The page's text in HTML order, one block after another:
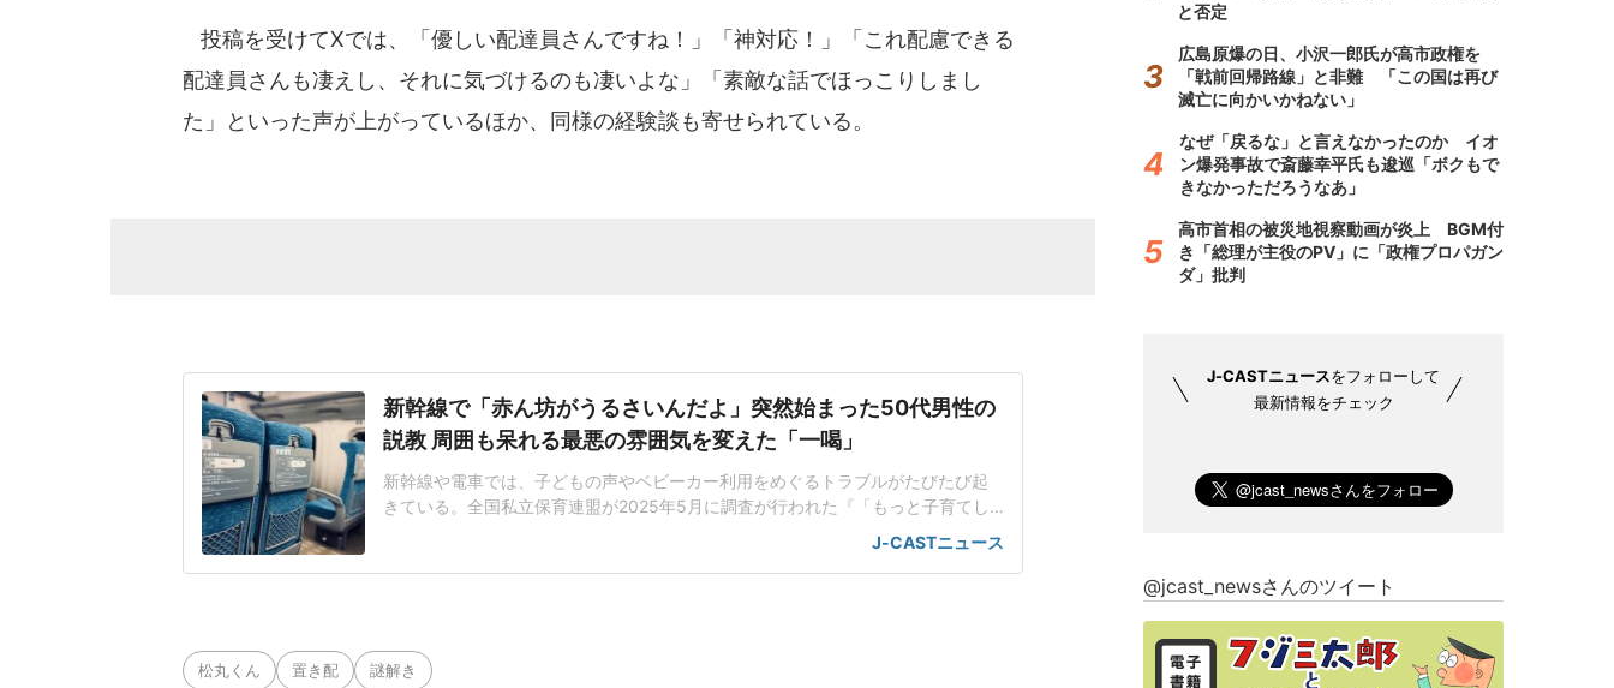
投稿を受けてXでは、「優しい配達員さんですね！」「神対応！」「これ配慮できる
配達員さんも凄えし、それに気づけるのも凄いよな」「素敵な話でほっこりしまし
た」といった声が上がっているほか、同様の経験談も寄せられている。
新幹線で「赤ん坊がうるさいんだよ」突然始まった50代男性の
説教 周囲も呆れる最悪の雰囲気を変えた「一喝」
新幹線や電車では、子どもの声やベビーカー利用をめぐるトラブルがたびたび起
きている。全国私立保育連盟が2025年5月に調査が行われた『「もっと子育てし
やすい社会へ」アンケート2025』の結果には、「外食、電車、公共の場での子ど
もの泣き声・騒ぎへの冷たい視線や苦情に心が疲弊」「電車の座席やエレベータ
J-CASTニュース
松丸くん 置き配 謎解き
と否定
広島原爆の日、小沢一郎氏が高市政権を
「戦前回帰路線」と非難 「この国は再び
滅亡に向かいかねない」
なぜ「戻るな」と言えなかったのか イオ
ン爆発事故で斎藤幸平氏も逡巡「ボクもで
きなかっただろうなあ」
高市首相の被災地視察動画が炎上 BGM付
き「総理が主役のPV」に「政権プロパガン
ダ」批判
J-CASTニュースをフォローして
最新情報をチェック
@jcast_newsさんのツイート